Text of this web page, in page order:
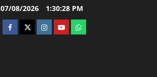
07/08/2026 1:30:29 PM
facebooktwitterinstagram.com
youtubewhatsapp